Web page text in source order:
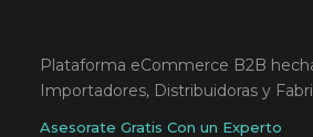
Plataforma eCommerce B2B
Importadores, Distribuidoras y
Asesorate Gratis Con un Experto